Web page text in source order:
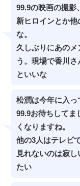
99.9の映画の撮影
新ヒロインとか
な。
久しぶりにあのメ
う。現場で香川
といいな
松潤は今年に入
99.9お待ちしてま
くなりますね。
他の3人はテレビ
見れないのは寂
たい